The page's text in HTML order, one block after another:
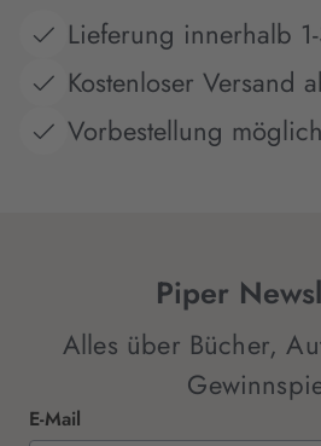
Lieferung innerhalb
Kostenloser Versand
Vorbestellung möglich
Piper
Alles über Bücher,
E-Mail